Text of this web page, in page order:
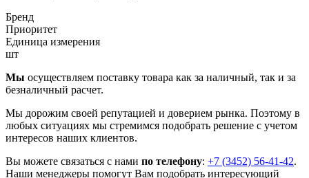
Бренд
Приоритет
Единица измерения
шт
Мы осуществляем поставку товара как за наличный, так и за
безналичный расчет.
Мы дорожим своей репутацией и доверием рынка. Поэтому в
любых ситуациях мы стремимся подобрать решение с учетом
интересов наших клиентов.
Вы можете связаться с нами по телефону: +7 (3452) 56-41-42.
Наши менеджеры помогут Вам подобрать интересующий